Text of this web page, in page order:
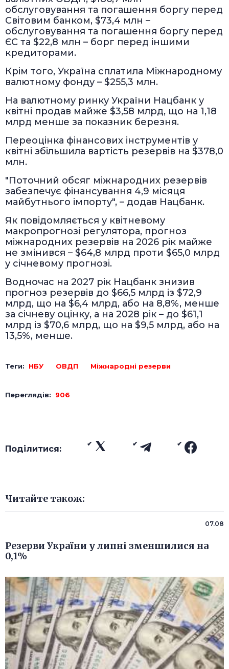
обслуговування та погашення боргу перед
Світовим банком, $73,4 млн –
обслуговування та погашення боргу перед
ЄС та $22,8 млн – борг перед іншими
кредиторами.
Крім того, Україна сплатила Міжнародному
валютному фонду – $255,3 млн.
На валютному ринку України Нацбанк у
квітні продав майже $3,58 млрд, що на 1,18
млрд менше за показник березня.
Переоцінка фінансових інструментів у
квітні збільшила вартість резервів на $378,0
млн.
"Поточний обсяг міжнародних резервів
забезпечує фінансування 4,9 місяця
майбутнього імпорту", – додав Нацбанк.
Як повідомляється у квітневому
макропрогнозі регулятора, прогноз
міжнародних резервів на 2026 рік майже
не змінився – $64,8 млрд проти $65,0 млрд
у січневому прогнозі.
Водночас на 2027 рік Нацбанк знизив
прогноз резервів до $66,5 млрд із $72,9
млрд, що на $6,4 млрд, або на 8,8%, менше
за січневу оцінку, а на 2028 рік – до $61,1
млрд із $70,6 млрд, що на $9,5 млрд, або на
13,5%, менше.
Теги: НБУ ОВДП Міжнародні резерви
Переглядів: 906
Поділитися:
Читайте також:
07.08
Резерви України у липні зменшилися на
0,1%